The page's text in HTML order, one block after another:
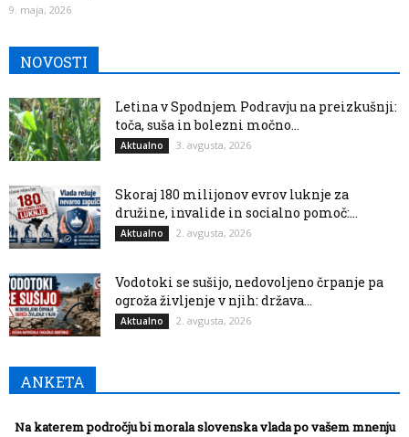
9. maja, 2026
NOVOSTI
Letina v Spodnjem Podravju na preizkušnji:
toča, suša in bolezni močno...
Aktualno 3. avgusta, 2026
Skoraj 180 milijonov evrov luknje za
družine, invalide in socialno pomoč:...
Aktualno 2. avgusta, 2026
Vodotoki se sušijo, nedovoljeno črpanje pa
ogroža življenje v njih: država...
Aktualno 2. avgusta, 2026
ANKETA
Na katerem področju bi morala slovenska vlada po vašem mnenju